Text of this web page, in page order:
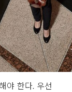
야 한다. 우선